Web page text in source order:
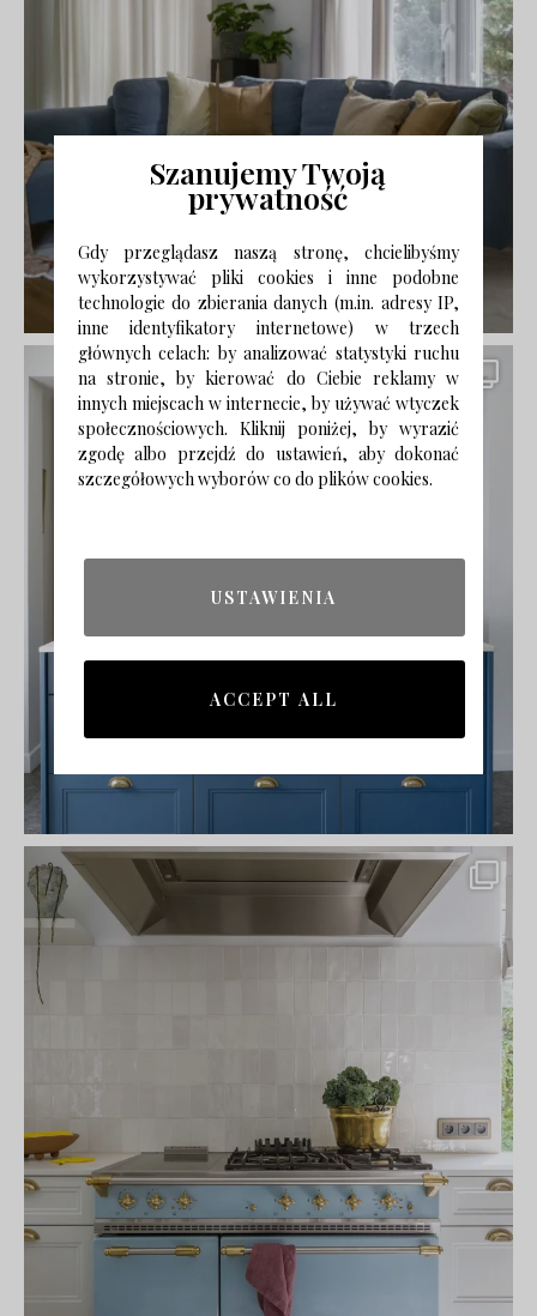
Szanujemy Twoją
prywatność
Gdy przeglądasz naszą stronę, chcielibyśmy
wykorzystywać pliki cookies i inne podobne
technologie do zbierania danych (m.in. adresy IP,
inne identyfikatory internetowe) w trzech
głównych celach: by analizować statystyki ruchu
na stronie, by kierować do Ciebie reklamy w
innych miejscach w internecie, by używać wtyczek
społecznościowych. Kliknij poniżej, by wyrazić
zgodę albo przejdź do ustawień, aby dokonać
szczegółowych wyborów co do plików cookies.
USTAWIENIA
ACCEPT ALL